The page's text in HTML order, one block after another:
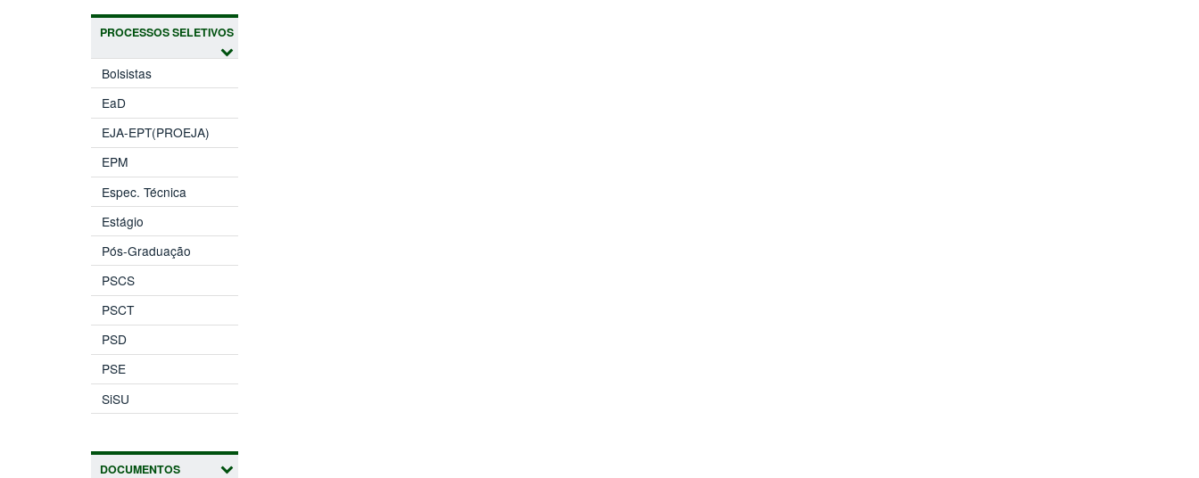
PROCESSOS SELETIVOS
Bolsistas
EaD
EJA-EPT(PROEJA)
EPM
Espec. Técnica
Estágio
Pós-Graduação
PSCS
PSCT
PSD
PSE
SiSU
DOCUMENTOS